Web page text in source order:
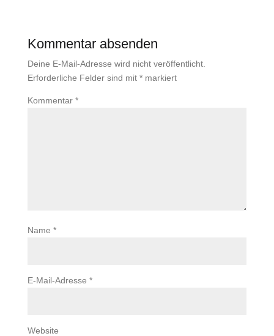
Kommentar absenden
Deine E-Mail-Adresse wird nicht veröffentlicht.
Erforderliche Felder sind mit *markiert
Kommentar *
Name *
E-Mail-Adresse *
Website